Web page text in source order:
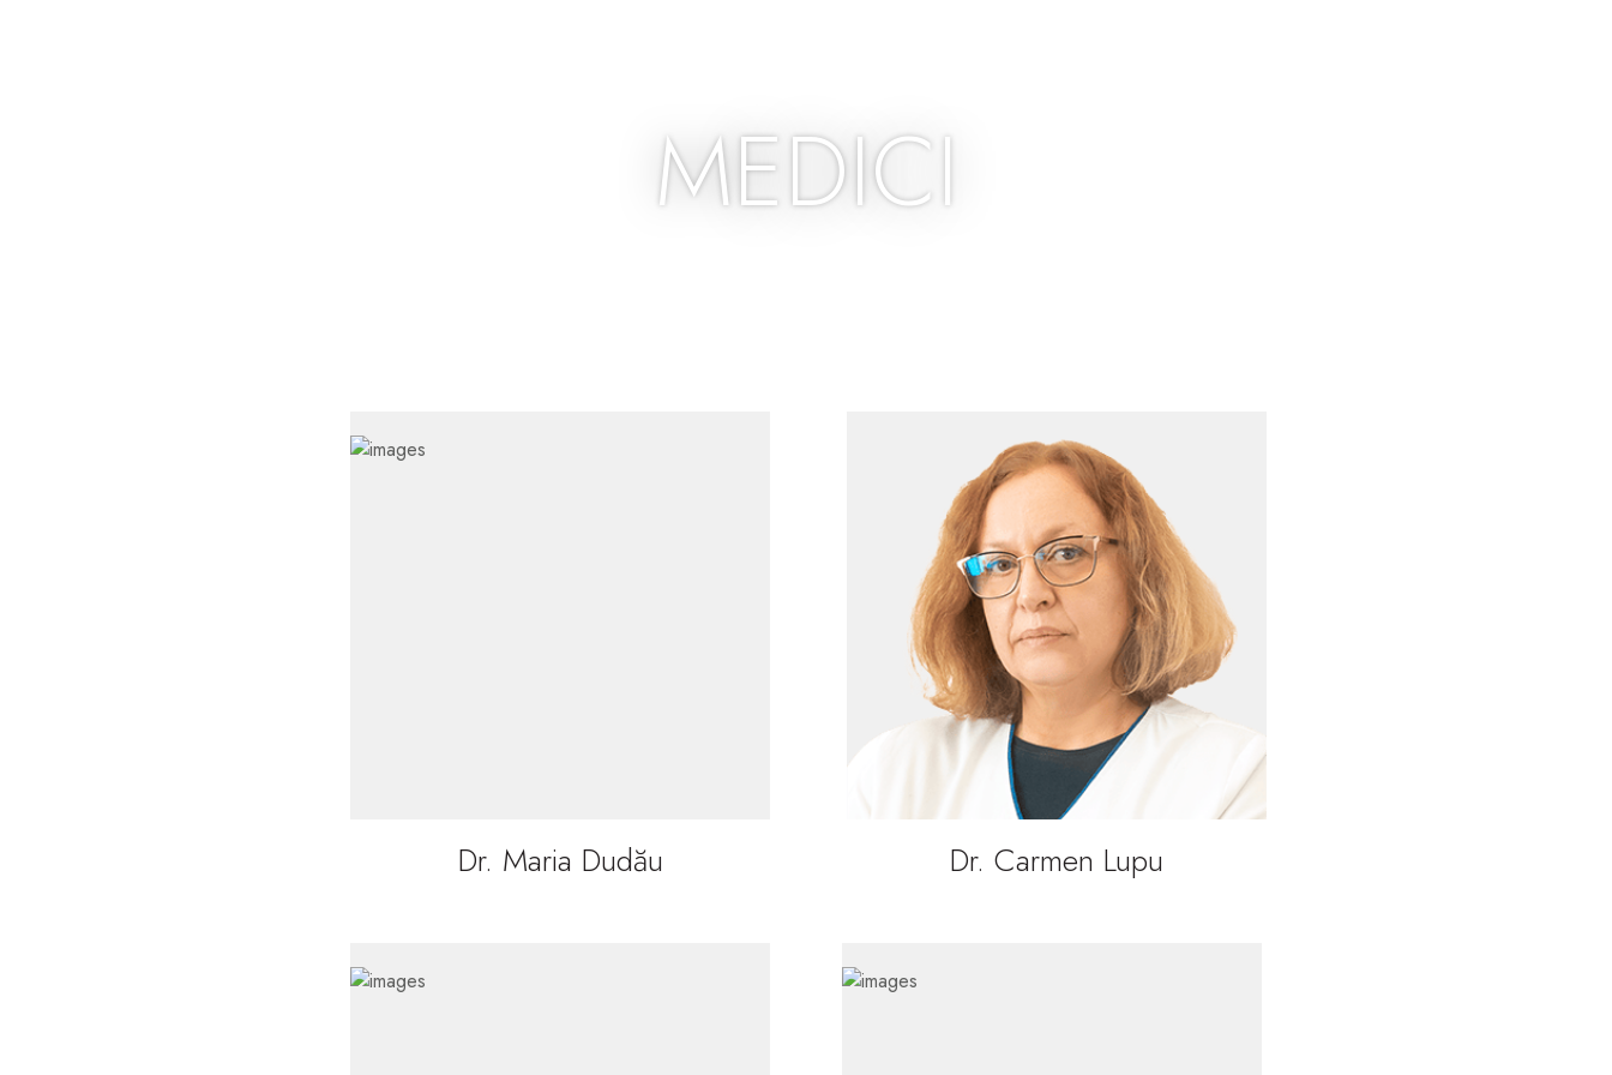
MEDICI
Dr. Maria Dudău Dr. Carmen Lupu